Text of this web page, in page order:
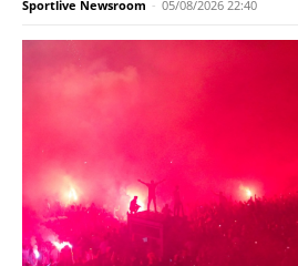
Sportlive Newsroom - 05/08/2026 22:40